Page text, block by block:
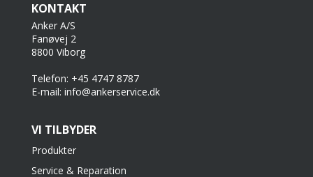
KONTAKT
Anker A/S
Fanøvej 2
8800 Viborg
Telefon: +45 4747 8787
E-mail: info@ankerservice.dk
VI TILBYDER
Produkter
Service & Reparation